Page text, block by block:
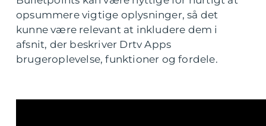
opsummere vigtige oplysninger, så det
kunne være relevant at inkludere dem i
afsnit, der beskriver Drtv Apps
brugeroplevelse, funktioner og fordele.